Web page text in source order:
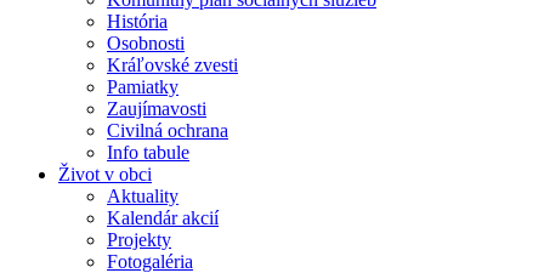
História
Osobnosti
Kráľovské zvesti
Pamiatky
Zaujímavosti
Civilná ochrana
Info tabule
Život v obci
Aktuality
Kalendár akcií
Projekty
Fotogaléria